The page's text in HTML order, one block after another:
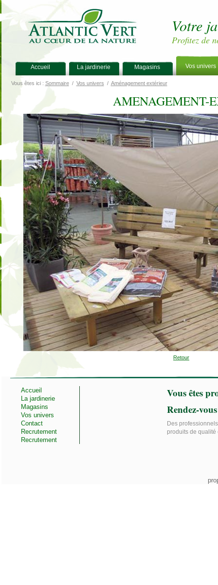
Votre
Profitez de
Accueil La jardinerie Magasins Vos univers
Vous êtes ici : Sommaire/ Vos univers / Aménagement extérieur
AMENAGEMENT-
Retour
Accueil
La jardinerie
Magasins
Vos univers
Contact
Recrutement
Recrutement
Vous êtes
Rendez-
Des
produits de qualité